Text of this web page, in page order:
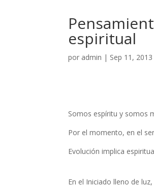
espiritual
por admin | Sep 11, 2013
Somos espíritu y somos
Por el momento, en el
Evolución implica
En el Iniciado lleno de